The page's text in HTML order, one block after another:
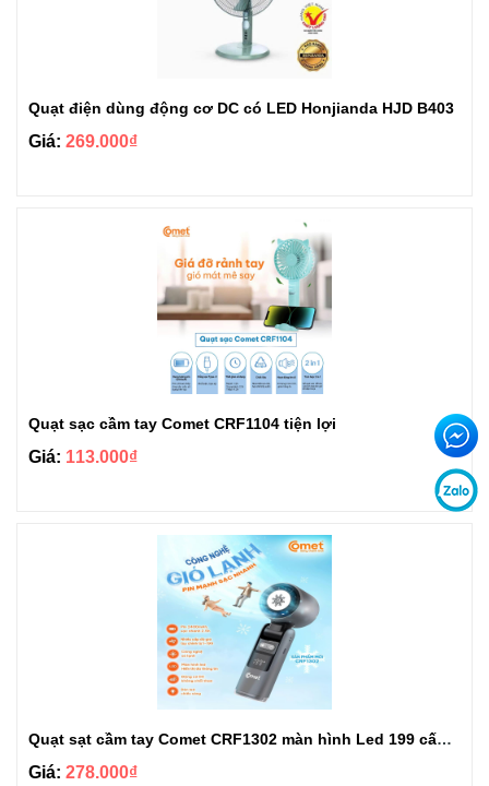
Quạt điện dùng động cơ DC có LED Honjianda HJD B403
Giá: 269.000₫
Quạt sạc cầm tay Comet CRF1104 tiện lợi
Giá: 113.000₫
Quạt sạt cầm tay Comet CRF1302 màn hình Led 199 cấp độ gió tùy chỉnh
Giá: 278.000₫